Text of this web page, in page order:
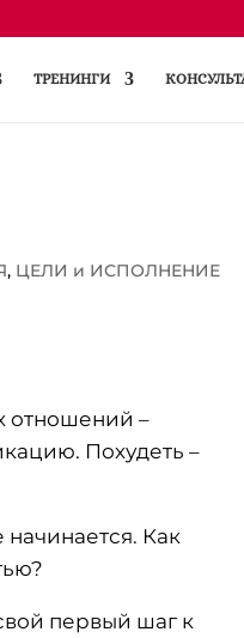
ТРЕНИНГИ
, ЦЕЛИ и ИСПОЛНЕНИЕ
отношений –
Похудеть –
начинается. Как
первый шаг к